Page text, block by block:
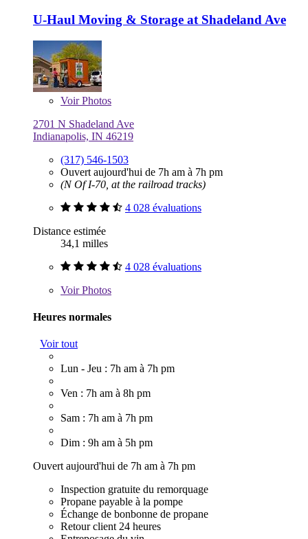
U-Haul Moving & Storage at Shadeland Ave
VoirPhotos
2701 N Shadeland Ave
Indianapolis, IN 46219
(317) 546-1503
Ouvert aujourd'hui de 7h am à 7h pm
(N Of I-70, at the railroad tracks)
4 028 évaluations
Distance estimée
34,1 milles
4 028 évaluations
VoirPhotos
Heures normales
Voir tout
Lun - Jeu : 7h am à 7h pm
Ven : 7h am à 8h pm
Sam : 7h am à 7h pm
Dim : 9h am à 5h pm
Ouvert aujourd'hui de 7h am à 7h pm
Inspection gratuite du remorquage
Propane payable à la pompe
Échange de bonbonne de propane
Retour client 24 heures